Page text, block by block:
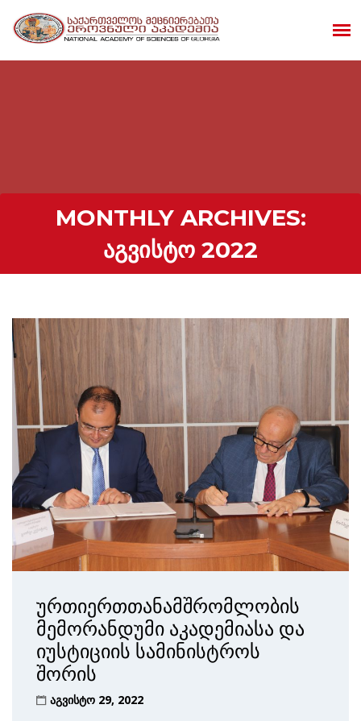
MONTHLY ARCHIVES:
ᲐᲒᲕᲘᲡᲢᲝ 2022
ურთიერთთანამშრომლობის
მემორანდუმი აკადემიასა და
იუსტიციის სამინისტროს
შორის
აგვისტო 29, 2022